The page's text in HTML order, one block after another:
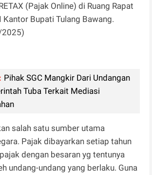
(Pajak Online) di Ruang Rapat
Kantor Bupati Tulang Bawang.
Pihak SGC Mangkir Dari Undangan
Tuba Terkait Mediasi
salah satu sumber utama
Pajak dibayarkan setiap tahun
dengan besaran yg tentunya
undang-undang yang berlaku. Guna